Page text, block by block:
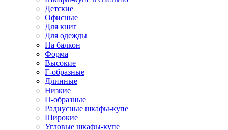
Детские
Офисные
Для книг
Для одежды
На балкон
Форма
Высокие
Г-образные
Длинные
Низкие
П-образные
Радиусные шкафы-купе
Широкие
Угловые шкафы-купе